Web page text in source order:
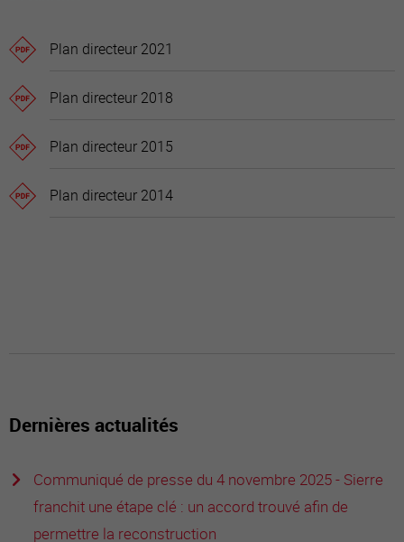
Plan directeur 2021
Plan directeur 2018
Plan directeur 2015
Plan directeur 2014
Dernières actualités
Communiqué de presse du 4 novembre 2025 - Sierre
franchit une étape clé : un accord trouvé afin de
permettre la reconstruction